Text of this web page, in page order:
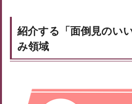
紹介する「面倒見のい
み領域